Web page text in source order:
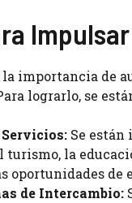
importancia de
lograrlo, se
Se
turismo, la
oportunidades
de Intercambio: